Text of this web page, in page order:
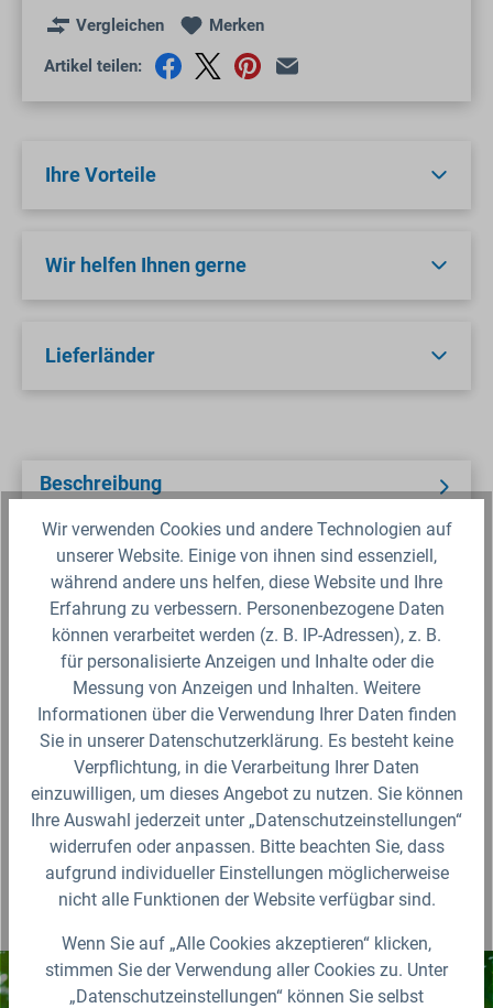
Vergleichen Merken
Artikel teilen:
Ihre Vorteile
Wir helfen Ihnen gerne
Lieferländer
Beschreibung
Das 16mm PE-Druckrohr (Weich PE) auf 50m
Rolle ist für Brauchwasser und für die
Tröpfchenbewässerung im Gartenbau und in
der…
Sicherheitsdatenblatt
Fragen zum Artikel?
Produktbewertungen
Wir verwenden Cookies und andere Technologien auf
unserer Website. Einige von ihnen sind essenziell,
während andere uns helfen, diese Website und Ihre
Erfahrung zu verbessern. Personenbezogene Daten
können verarbeitet werden (z. B. IP-Adressen), z. B.
für personalisierte Anzeigen und Inhalte oder die
Messung von Anzeigen und Inhalten. Weitere
Informationen über die Verwendung Ihrer Daten finden
Sie in unserer Datenschutzerklärung. Es besteht keine
Verpflichtung, in die Verarbeitung Ihrer Daten
einzuwilligen, um dieses Angebot zu nutzen. Sie können
Ihre Auswahl jederzeit unter „Datenschutzeinstellungen“
widerrufen oder anpassen. Bitte beachten Sie, dass
aufgrund individueller Einstellungen möglicherweise
nicht alle Funktionen der Website verfügbar sind.
Wenn Sie auf „Alle Cookies akzeptieren“ klicken,
stimmen Sie der Verwendung aller Cookies zu. Unter
„Datenschutzeinstellungen“ können Sie selbst